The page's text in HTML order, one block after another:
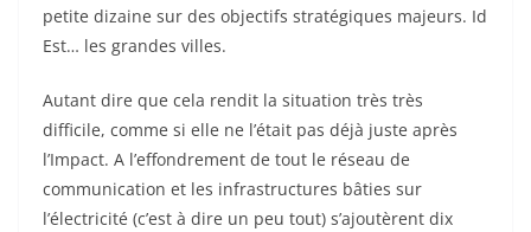
petite dizaine sur des objectifs stratégiques majeurs. Id
Est… les grandes villes.
Autant dire que cela rendit la situation très très
difficile, comme si elle ne l’était pas déjà juste après
l’Impact. A l’effondrement de tout le réseau de
communication et les infrastructures bâties sur
l’électricité (c’est à dire un peu tout) s’ajoutèrent dix